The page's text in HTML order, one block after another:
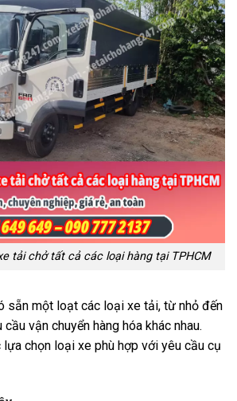
tải chở tất cả các loại hàng tại TPHCM
sẵn một loạt các loại xe tải, từ nhỏ đến
vận chuyển hàng hóa khác nhau.
chọn loại xe phù hợp với yêu cầu cụ